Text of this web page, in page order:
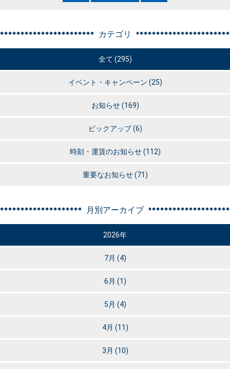
カテゴリ
全て (295)
イベント・キャンペーン (25)
お知らせ(169)
ピックアップ(6)
時刻・運賃のお知らせ(112)
重要なお知らせ(71)
月別アーカイブ
2026年
7月 (4)
6月 (1)
5月 (4)
4月 (11)
3月 (10)